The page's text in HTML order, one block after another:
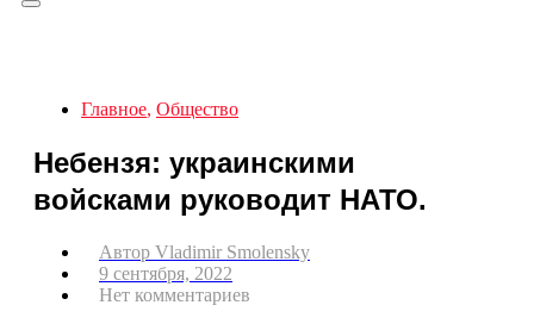
Главное, Общество
Небензя: украинскими
войсками руководит НАТО.
Автор Vladimir Smolensky
9 сентября, 2022
Нет комментариев